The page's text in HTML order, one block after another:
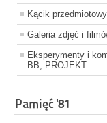
Kącik przedmiotowy
Galeria zdjęć i
Eksperymenty i
BB; PROJEKT
Pamięć '81